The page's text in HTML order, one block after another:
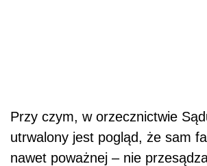
Przy czym, w orzecznictwie
utrwalony jest pogląd, że sam
nawet poważnej – nie